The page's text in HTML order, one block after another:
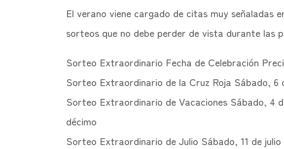
El verano viene cargado de citas muy señaladas
sorteos que no debe perder de vista durante las
Sorteo Extraordinario Fecha de Celebración
Sorteo Extraordinario de la Cruz Roja Sábado, 6
Sorteo Extraordinario de Vacaciones Sábado, 4
décimo
Sorteo Extraordinario de Julio Sábado, 11 de julio